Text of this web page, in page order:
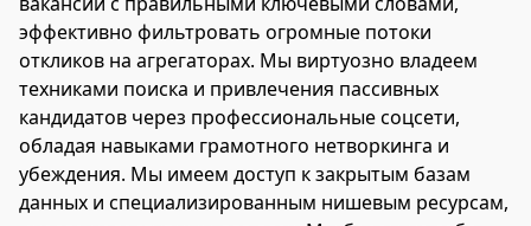
эффективно фильтровать огромные потоки
откликов на агрегаторах. Мы виртуозно владеем
техниками поиска и привлечения пассивных
кандидатов через профессиональные соцсети,
обладая навыками грамотного нетворкинга и
убеждения. Мы имеем доступ к закрытым базам
данных и специализированным нишевым ресурсам,